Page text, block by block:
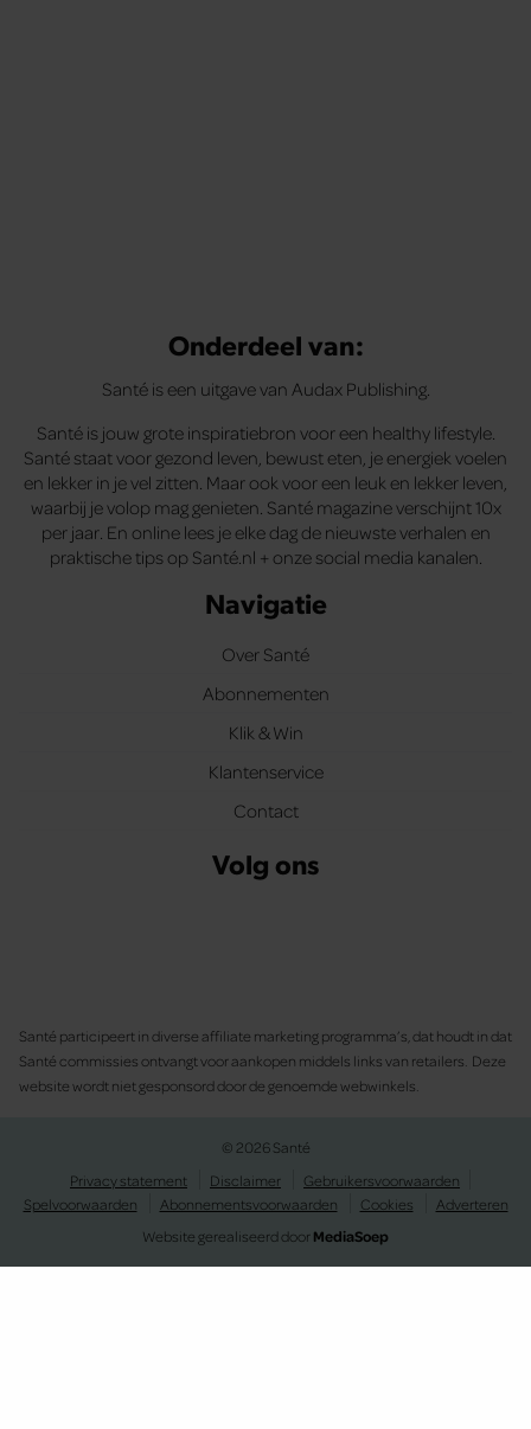
Onderdeel van:
Santé is een uitgave van Audax Publishing.
Santé is jouw grote inspiratiebron voor een healthy lifestyle.
Santé staat voor gezond leven, bewust eten, je energiek voelen
en lekker in je vel zitten. Maar ook voor een leuk en lekker leven,
waarbij je volop mag genieten. Santé magazine verschijnt 10x
per jaar. En online lees je elke dag de nieuwste verhalen en
praktische tips op Santé.nl + onze social media kanalen.
Navigatie
Over Santé
Abonnementen
Klik & Win
Klantenservice
Contact
Volg ons
Santé participeert in diverse affiliate marketing programma’s, dat houdt in dat
Santé commissies ontvangt voor aankopen middels links van retailers. Deze
website wordt niet gesponsord door de genoemde webwinkels.
© 2026 Santé
Privacy statement
Disclaimer
Gebruikersvoorwaarden
Spelvoorwaarden
Abonnementsvoorwaarden Cookies
Adverteren
Website gerealiseerd doorMediaSoep